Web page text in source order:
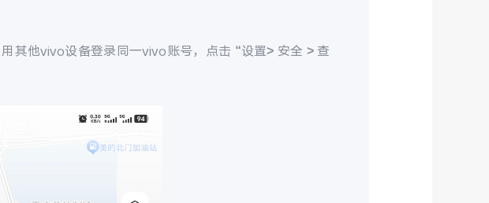
其他vivo设备登录同一vivo账号，点击 “设置> 安全 > 查